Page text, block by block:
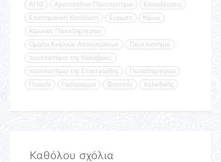
ΑΠΘ Αριστοτέλειο Πανεπιστήμιο
Εκπαιδεύσεις
Επιστημονική Κατάδυση
Ευρώπη
Κίμων
Κίμωνας Παπαδημητρίου
Ομάδα Ενάλιων Αποτυπώσεων
Πανεπιστήμια
πανεπιστήμιο της Καλαβρίας
πανεπιστήμιο της Στουτγάρδης
Παπαδημητρίου
Ποσείδι
Πρόγραμμα Φοιτητές Χαλκιδικής
Καθόλου σχόλια